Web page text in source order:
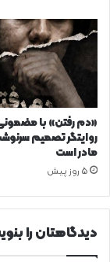
«دم رفتن» با
روایتگر تصمیم
مادر است
5 روز پیش
دیدگاهتان را